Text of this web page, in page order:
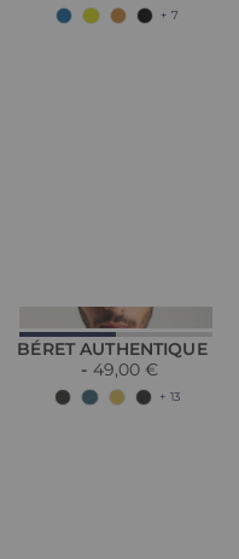
+ 7
BÉRET AUTHENTIQUE
49,00 €
+ 13